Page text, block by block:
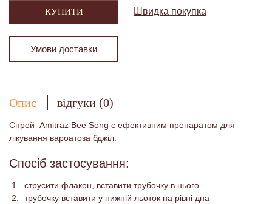
КУПИТИ Швидка покупка
Умови доставки
Опис відгуки (0)
Спрей Amitraz Bee Song є ефективним препаратом для
лікування вароатоза бджіл.
Спосіб застосування:
струсити флакон, вставити трубочку в нього
трубочку вставити у нижній льоток на рівні дна